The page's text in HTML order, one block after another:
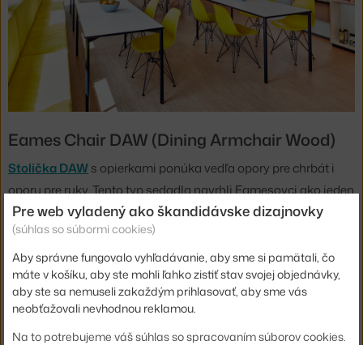
Eames Chair DAW (Dining Armchair Wood)
Stolička DAWs opierkami ponúka vedľa opory pre chrbát i
oporu pre ruky. Tento typ sedadla navrhli Eamesovci ako jeden
z prvých už v roku 1950 a v súčasnosti je tvaroslovie tohto
sedadla mnohými vnímané ako archetyp stoličky samotnej. V
ponuke je táto stolička, rovnako ako ostatné, aj s čalúnením v
nespočetných farbách textílie.
Pre web vyladený ako škandidávske dizajnovky
(súhlas so súbormi cookies)
Aby správne fungovalo vyhľadávanie, aby sme si pamätali, čo
máte v košíku, aby ste mohli ľahko zistiť stav svojej objednávky,
aby ste sa nemuseli zakaždým prihlasovať, aby sme vás
neobťažovali nevhodnou reklamou.
Na to potrebujeme váš súhlas so spracovaním súborov cookies.